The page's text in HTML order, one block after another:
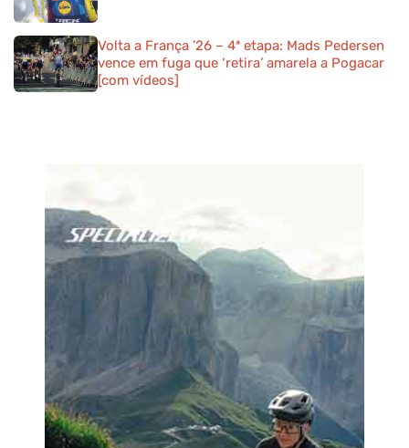
Volta a França ’26 – 4ª etapa: Mads Pedersen
vence em fuga que ‘retira’ amarela a Pogacar
[com vídeos]